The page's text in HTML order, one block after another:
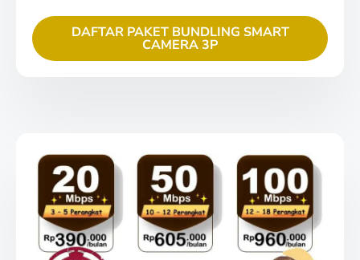
DAFTAR PAKET BUNDLING SMART
CAMERA 3P